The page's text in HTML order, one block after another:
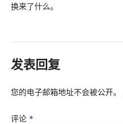
换来了什么。
发表回复
您的电子邮箱地址不会被公开。
评论 *